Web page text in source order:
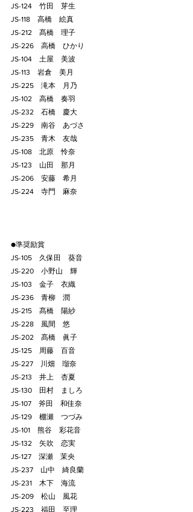
JS-124    竹田　芽生
JS-118    高橋　絵真
JS-212    髙橋　理子
JS-226    高橋　ひかり
JS-104    土屋　美波
JS-113    岩倉　美月
JS-225    滝本　月乃
JS-102    高橋　奏羽
JS-232    石橋　慶大
JS-229    南谷　あづさ
JS-235    青木　友哉
JS-108    北原　怜奈
JS-123    山田　那月
JS-206    安藤　希月
JS-224    寺門　麻奈
●準奨励賞
JS-105    久保田　葵音
JS-220    小野山　輝
JS-103    金子　衣織
JS-236    青柳　潤
JS-215    髙橋　陽紗
JS-228    風間　悠
JS-202    髙橋　眞子
JS-125    周藤　百音
JS-227    川畑　瑠奈
JS-213    井上　杏夏
JS-130    田村　ましろ
JS-107    斧田　和佳奈
JS-129    棚瀬　つづみ
JS-101    熊谷　彩花音
JS-132    矢吹　恋実
JS-127    深瀬　茉央
JS-237    山中　綺良蘭
JS-231    木下　海流
JS-209    松山　風花
JS-223    福田　至理